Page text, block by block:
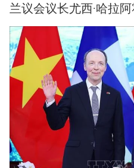
兰议会议长尤西·哈拉阿